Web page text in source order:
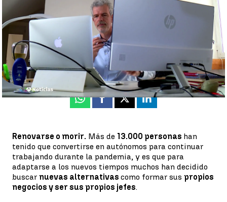
Antena 3 Noticias
Publicado:
04 de julio de 2021, 19:47
Whatsapp
Facebook
X Linkedin
Renovarse o morir. Más de 13.000 personas han
tenido que convertirse en autónomos para continuar
trabajando durante la pandemia, y es que para
adaptarse a los nuevos tiempos muchos han decidido
buscar nuevas alternativas como formar sus propios
negocios y ser sus propios jefes.